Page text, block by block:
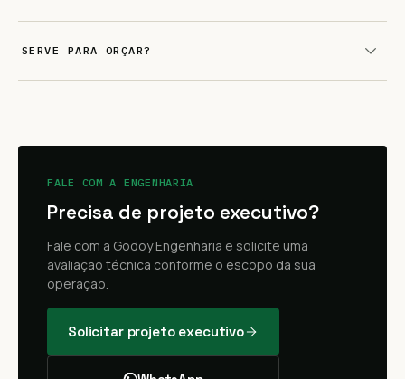
SERVE PARA ORÇAR?
FALE COM A ENGENHARIA
Precisa de projeto executivo?
Fale com a Godoy Engenharia e solicite uma
avaliação técnica conforme o escopo da sua
operação.
Solicitar projeto executivo